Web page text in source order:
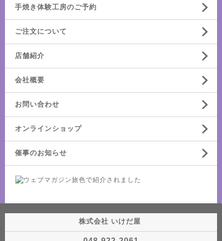
手焼き体験工房のご予約
ご注文について
店舗紹介
会社概要
お問い合わせ
オンラインショップ
催事のお知らせ
株式会社 いけだ屋